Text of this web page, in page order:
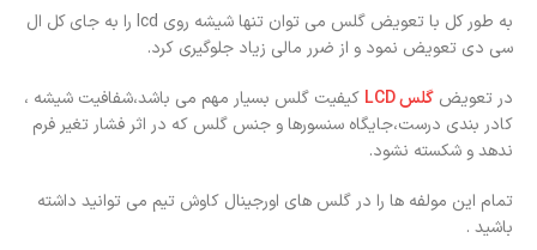
به طور کل با تعویض گلس می توان تنها شیشه روی lcd را به جای کل ال
سی دی تعویض نمود و از ضرر مالی زیاد جلوگیری کرد.
در تعویض گلس LCD
کیفیت گلس بسیار مهم می باشد،شفافیت شیشه ،
کادر بندی درست،جایگاه سنسورها و جنس گلس که در اثر فشار تغیر فرم
ندهد و شکسته نشود.
تمام این مولفه ها را در گلس های اورجینال کاوش تیم می توانید داشته
باشید .